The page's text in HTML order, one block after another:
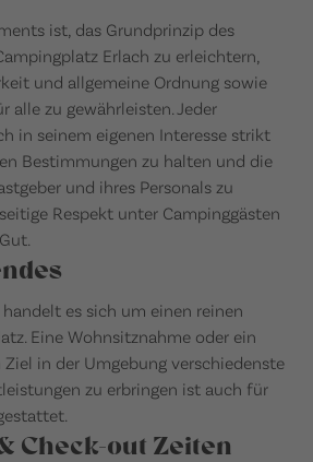
ist, das Grundprinzip des
Erlach zu erleichtern,
und allgemeine Ordnung sowie
alle zu gewährleisten. Jeder
in seinem eigenen Interesse strikt
Bestimmungen zu halten und die
und ihres Personals zu
Respekt unter Campinggästen
es sich um einen reinen
Eine Wohnsitznahme oder ein
in der Umgebung verschiedenste
zu erbringen ist auch für
Check-out Zeiten